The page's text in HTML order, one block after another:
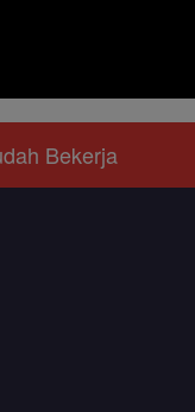
Bekerja